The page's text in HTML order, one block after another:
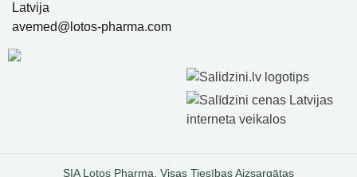
Latvija
avemed@lotos-pharma.com
SIA Lotos Pharma, Visas Tiesības Aizsargātas